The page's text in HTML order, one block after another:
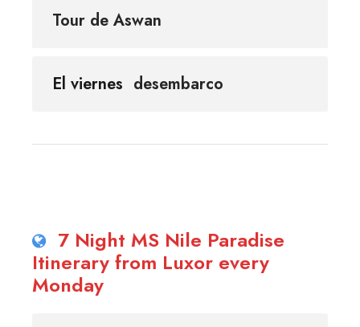
Tour de Aswan
El viernes desembarco
7 Night MS Nile Paradise
Itinerary from Luxor every
Monday